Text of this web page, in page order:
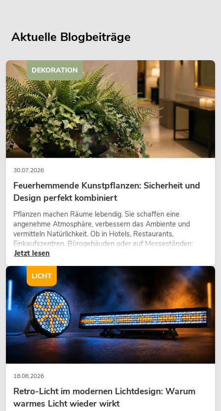
Aktuelle Blogbeiträge
30.07.2026
Feuerhemmende Kunstpflanzen: Sicherheit und
Design perfekt kombiniert
Pflanzen machen Räume lebendig. Sie schaffen eine
angenehme Atmosphäre, verbessern das Ambiente und
vermitteln Natürlichkeit. Ob in Hotels, Restaurants,
Einkaufszentren, Bürogebäuden oder auf Messeständen:
eine hochwertige Begrünung gehört heute längst zum
Jetzt lesen
DEKORATION
18.06.2026
Retro-Licht im modernen Lichtdesign: Warum
warmes Licht wieder wirkt
LICHT